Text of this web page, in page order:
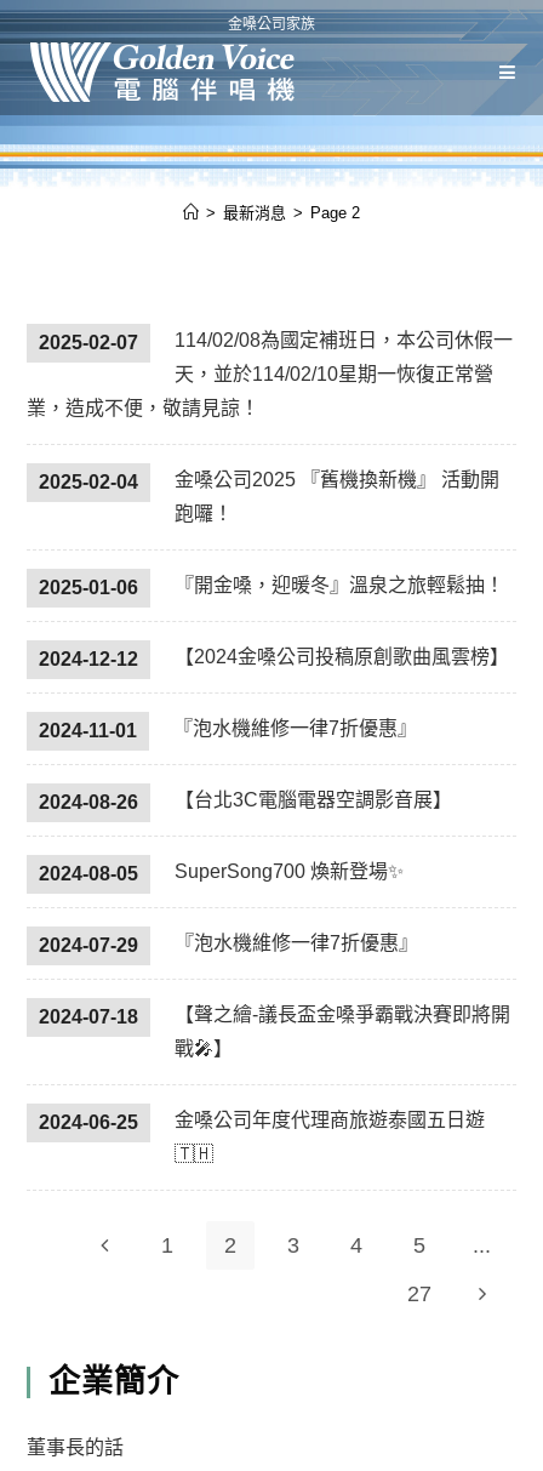
金嗓公司家族
> 最新消息 > Page 2
2025-02-07
114/02/08為國定補班日，本公司休假一
天，並於114/02/10星期一恢復正常營
業，造成不便，敬請見諒！
2025-02-04
金嗓公司2025 『舊機換新機』 活動開
跑囉！
2025-01-06 『開金嗓，迎暖冬』溫泉之旅輕鬆抽！
2024-12-12 【2024金嗓公司投稿原創歌曲風雲榜】
2024-11-01 『泡水機維修一律7折優惠』
2024-08-26 【台北3C電腦電器空調影音展】
2024-08-05 SuperSong700 煥新登場✨
2024-07-29 『泡水機維修一律7折優惠』
2024-07-18
【聲之繪-議長盃金嗓爭霸戰決賽即將開
戰🎤】
2024-06-25
金嗓公司年度代理商旅遊泰國五日遊
🇹🇭
1 2 3 4 5
...
27
企業簡介
董事長的話